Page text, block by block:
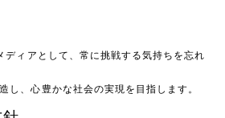
ディアとして、常に挑戦する気持ちを忘れ
し、心豊かな社会の実現を目指します。